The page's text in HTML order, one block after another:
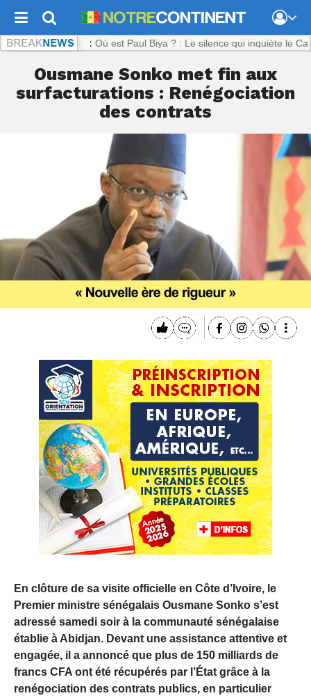
: Où est Paul Biya ? : Le silence qui inquiète le
Ousmane Sonko met fin aux
surfacturations : Renégociation
des contrats
En clôture de sa visite officielle en Côte d’Ivoire, le
Premier ministre sénégalais Ousmane Sonko s’est
adressé samedi soir à la communauté sénégalaise
établie à Abidjan. Devant une assistance attentive et
engagée, il a annoncé que plus de 150 milliards de
francs CFA ont été récupérés par l’État grâce à la
renégociation des contrats publics, en particulier